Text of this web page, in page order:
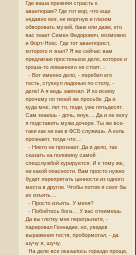
Где ваша прежняя страсть к
авантюрам? Где тот вор, что еще
недавно мог, не моргнув и глазом
обворовать музей, банк или даже, кто
вас знает Семен Федорович, возможно
и Форт-Нокс. Где тот авантюрист,
которого я знал? Я же сейчас вам
предлагаю простенькое дело, которое и
гроша-то ломанного не стоит....
- Вот именно дело, - перебил его
тесть, стукнул ладонью по столу, -
дело! А я ведь завязал. И ко всему
прочему по твоей же просьбе. Да и
куда мне, лет то, поди, уже пятьдесят.
Сам знаешь - дочь, внук.... Да и не могу
я подставить мужа дочери. Ты же все-
таки как не как в ФСБ служишь. А коль
прознают, тогда что....
- Никто не прознает. Да и дело, так
сказать на половину самой
спецслужбой курируется. И к тому же,
ни какой опасности. Вам просто нужно
будет перепрятать ценности из одного
места в другое. Чтобы потом я смог бы
их изъять....
- Просто изъять. У меня?
- Побойтесь бога.... У вас отнимешь.
Да вы глотку мне перегрызете, -
парировал Геннадии, но, увидев
выражения тестя, пробормотал, - да
шучу я, шучу.
На деле все оказалось гораздо проще,